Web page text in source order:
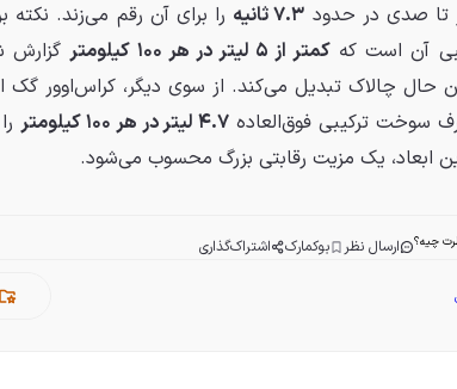
صدی در حدود ۷.۳ ثانیه
را برای آن رقم می‌زند. نکته
آن است که کمتر از ۵ لیتر در هر ۱۰۰ کیلومتر
گزارش
حال چالاک تبدیل می‌کند. از سوی دیگر، کراس‌اوور گک
سوخت ترکیبی فوق‌العاده ۴.۷ لیتر در هر ۱۰۰ کیلومتر
ابعاد، یک مزیت رقابتی بزرگ محسوب می‌شود.
چیه؟ ارسال نظر بوکمارک اشتراک‌گذاری